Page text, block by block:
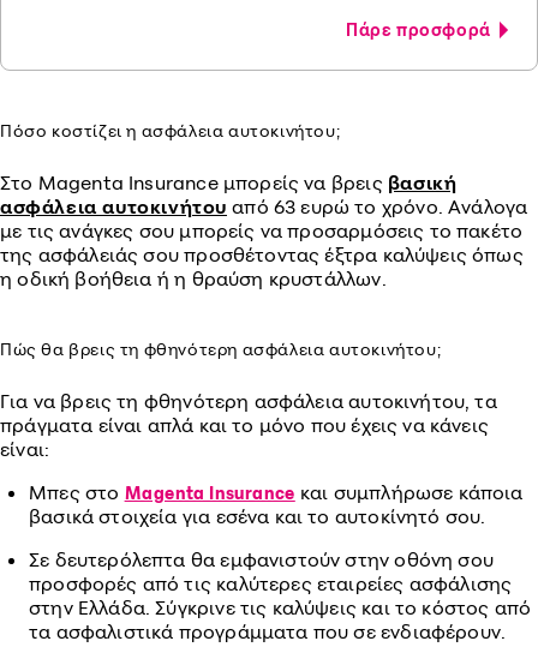
Πάρε προσφορά
Πόσο κοστίζει η ασφάλεια αυτοκινήτου;
Στο Magenta Insurance μπορείς να βρεις βασική
ασφάλεια αυτοκινήτου από 63 ευρώ το χρόνο. Ανάλογα
με τις ανάγκες σου μπορείς να προσαρμόσεις το πακέτο
της ασφάλειάς σου προσθέτοντας έξτρα καλύψεις όπως
η οδική βοήθεια ή η θραύση κρυστάλλων.
Πώς θα βρεις τη φθηνότερη ασφάλεια αυτοκινήτου;
Για να βρεις τη φθηνότερη ασφάλεια αυτοκινήτου, τα
πράγματα είναι απλά και το μόνο που έχεις να κάνεις
είναι:
Μπες στο Magenta Insurance και συμπλήρωσε κάποια
βασικά στοιχεία για εσένα και το αυτοκίνητό σου.
Σε δευτερόλεπτα θα εμφανιστούν στην οθόνη σου
προσφορές από τις καλύτερες εταιρείες ασφάλισης
στην Ελλάδα. Σύγκρινε τις καλύψεις και το κόστος από
τα ασφαλιστικά προγράμματα που σε ενδιαφέρουν.